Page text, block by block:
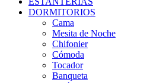
DORMITORIOS
Cama
Mesita de Noche
Chifonier
Cómoda
Tocador
Banqueta